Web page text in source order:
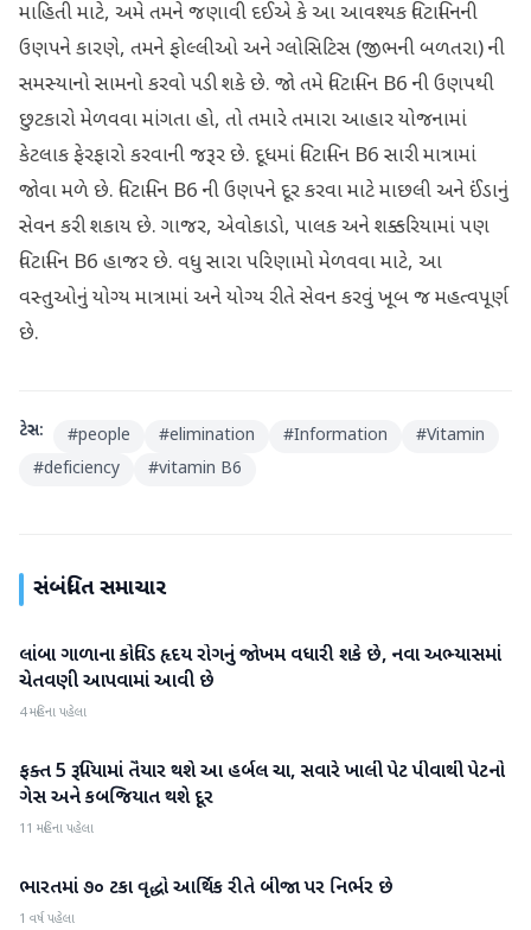
માહિતી માટે, અમે તમને જણાવી દઈએ કે આ આવશ્યક વિટામિનની
ઉણપને કારણે, તમને ફોલ્લીઓ અને ગ્લોસિટિસ (જીભની બળતરા) ની
સમસ્યાનો સામનો કરવો પડી શકે છે. જો તમે વિટામિન B6 ની ઉણપથી
છુટકારો મેળવવા માંગતા હો, તો તમારે તમારા આહાર યોજનામાં
કેટલાક ફેરફારો કરવાની જરૂર છે. દૂધમાં વિટામિન B6 સારી માત્રામાં
જોવા મળે છે. વિટામિન B6 ની ઉણપને દૂર કરવા માટે માછલી અને ઈંડાનું
સેવન કરી શકાય છે. ગાજર, એવોકાડો, પાલક અને શક્કરિયામાં પણ
વિટામિન B6 હાજર છે. વધુ સારા પરિણામો મેળવવા માટે, આ
વસ્તુઓનું યોગ્ય માત્રામાં અને યોગ્ય રીતે સેવન કરવું ખૂબ જ મહત્વપૂર્ણ
છે.
ટેગ્સ: #people #elimination #Information #Vitamin
#deficiency #vitamin B6
સંબંધિત સમાચાર
આરોગ્ય
લાંબા ગાળાના કોવિડ હૃદય રોગનું જોખમ વધારી શકે છે, નવા અભ્યાસમાં
ચેતવણી આપવામાં આવી છે
4 મહિના પહેલા
આરોગ્ય
ફક્ત 5 રૂપિયામાં તૈયાર થશે આ હર્બલ ચા, સવારે ખાલી પેટ પીવાથી પેટનો
ગેસ અને કબજિયાત થશે દૂર
11 મહિના પહેલા
આરોગ્ય
ભારતમાં ૭૦ ટકા વૃદ્ધો આર્થિક રીતે બીજા પર નિર્ભર છે
1 વર્ષ પહેલા